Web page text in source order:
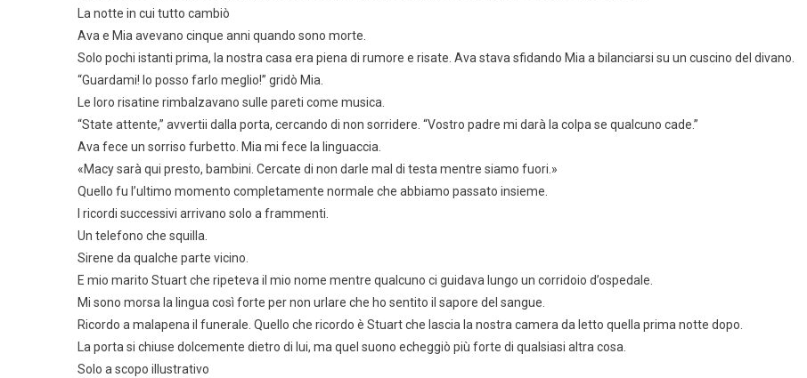
La notte in cui tutto cambiò
Ava e Mia avevano cinque anni quando sono morte.
Solo pochi istanti prima, la nostra casa era piena di rumore e risate. Ava stava sfidando Mia a bilanciarsi su un cuscino del divano.
“Guardami! Io posso farlo meglio!” gridò Mia.
Le loro risatine rimbalzavano sulle pareti come musica.
“State attente,” avvertii dalla porta, cercando di non sorridere. “Vostro padre mi darà la colpa se qualcuno cade.”
Ava fece un sorriso furbetto. Mia mi fece la linguaccia.
«Macy sarà qui presto, bambini. Cercate di non darle mal di testa mentre siamo fuori.»
Quello fu l’ultimo momento completamente normale che abbiamo passato insieme.
I ricordi successivi arrivano solo a frammenti.
Un telefono che squilla.
Sirene da qualche parte vicino.
E mio marito Stuart che ripeteva il mio nome mentre qualcuno ci guidava lungo un corridoio d’ospedale.
Mi sono morsa la lingua così forte per non urlare che ho sentito il sapore del sangue.
Ricordo a malapena il funerale. Quello che ricordo è Stuart che lascia la nostra camera da letto quella prima notte dopo.
La porta si chiuse dolcemente dietro di lui, ma quel suono echeggiò più forte di qualsiasi altra cosa.
Solo a scopo illustrativo